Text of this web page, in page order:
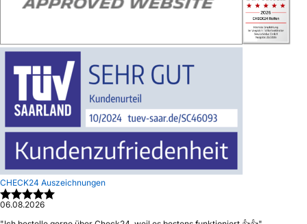
CHECK24 Auszeichnungen
06.08.2026